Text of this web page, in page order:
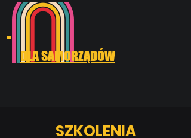
DLA SAMORZĄDÓW
SZKOLENIA